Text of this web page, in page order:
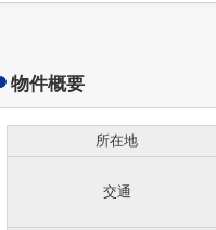
物件概要
所在地
交通